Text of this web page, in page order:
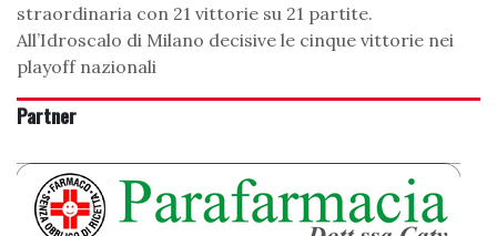
straordinaria con 21 vittorie su 21 partite.
All’Idroscalo di Milano decisive le cinque vittorie nei
playoff nazionali
Partner